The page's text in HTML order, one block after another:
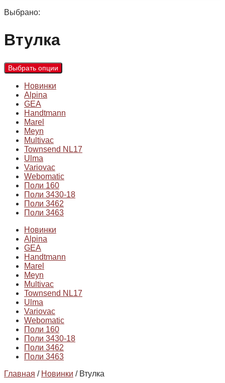
Выбрано:
Втулка
Выбрать опции
Новинки
Alpina
GEA
Handtmann
Marel
Meyn
Multivac
Townsend NL17
Ulma
Variovac
Webomatic
Поли 160
Поли 3430-18
Поли 3462
Поли 3463
Новинки
Alpina
GEA
Handtmann
Marel
Meyn
Multivac
Townsend NL17
Ulma
Variovac
Webomatic
Поли 160
Поли 3430-18
Поли 3462
Поли 3463
Главная / Новинки / Втулка